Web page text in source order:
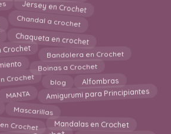
Jersey en Crochet
Chandal a crochet
Chaqueta en crochet
Bandolera en Crochet
Boinas a Crochet
Crochet blog Alfombras
MANTA Amigurumi para Principiantes
Mascarillas
Crochet Mandalas en Crochet